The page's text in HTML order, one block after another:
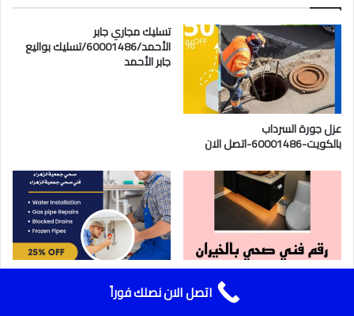
عزل جورة السرداب
بالكويت-60001486-اتصل الان
تسليك مجاري جابر
الأحمد/60001486/تسليك بواليع
جابر الأحمد
فني صحي الخيران/60001486/رقم صحي جمعية الزهراء الكويت
||60001486||سباك جمعية الزهراء
اتصل الان نصلك فوراً